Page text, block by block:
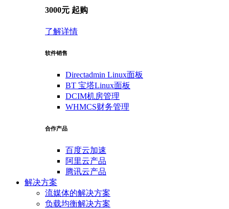
3000元 起购
了解详情
软件销售
Directadmin Linux面板
BT 宝塔Linux面板
DCIM机房管理
WHMCS财务管理
合作产品
百度云加速
阿里云产品
腾讯云产品
解决方案
流媒体的解决方案
负载均衡解决方案